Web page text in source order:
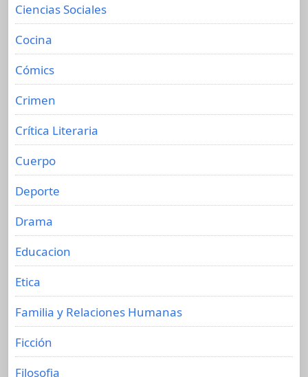
Ciencias Sociales
Cocina
Cómics
Crimen
Crítica Literaria
Cuerpo
Deporte
Drama
Educacion
Etica
Familia y Relaciones Humanas
Ficción
Filosofia